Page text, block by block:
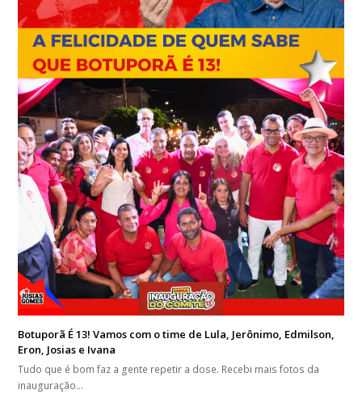
Botuporã É 13! Vamos com o time de Lula, Jerônimo, Edmilson,
Eron, Josias e Ivana
Tudo que é bom faz a gente repetir a dose. Recebi mais fotos da
inauguração…